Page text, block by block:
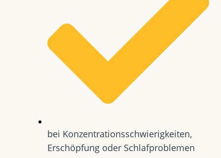
bei Konzentrationsschwierigkeiten,
Erschöpfung oder Schlafproblemen